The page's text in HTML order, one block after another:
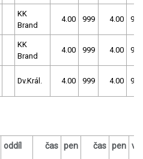
KK
Brand
4.00 999 4.00 999
KK
Brand
4.00 999 4.00 999
Dv.Král. 4.00 999 4.00 999
oddíl čas pen čas pen